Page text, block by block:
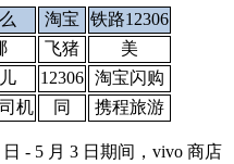
淘宝
铁路12306
飞猪
美
12306 淘宝闪购
机 同 携程旅游
- 5 月 3 日期间，vivo 商店